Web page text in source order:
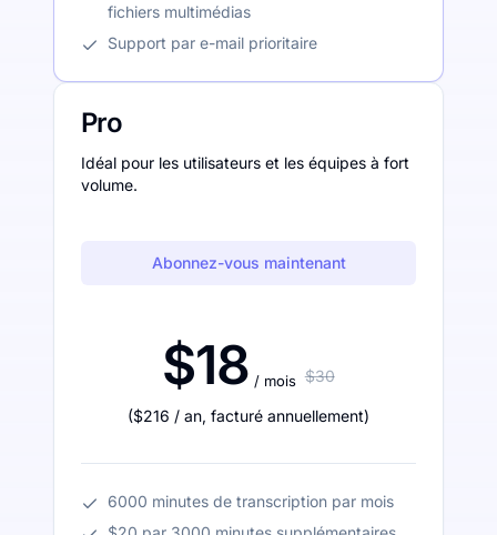
fichiers multimédias
Support par e-mail prioritaire
Pro
Idéal pour les utilisateurs et les équipes à fort
volume.
Abonnez-vous maintenant
$18 / mois $30
($216 / an, facturé annuellement)
6000 minutes de transcription par mois